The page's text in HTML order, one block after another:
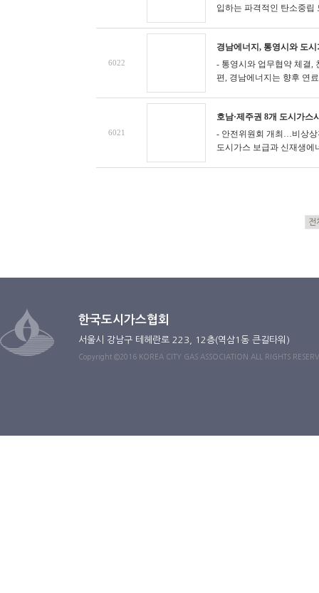
입하는 파격적인 탄소중
6022
경남에너지, 통영시와 도
- 통영시와 업무협약 체결,
편, 경남에너지는 향후 연
6021
호남·제주권 8개 도시가스
- 안전위원회 개최…비상
도시가스 보급과 신재생에
한국도시가스협회
서울시 강남구 테헤란로 223, 12층(역삼1동 큰길타워)
Copyright ©2016 KOREA CITY GAS ASSOCIATION ALL RIGHTS